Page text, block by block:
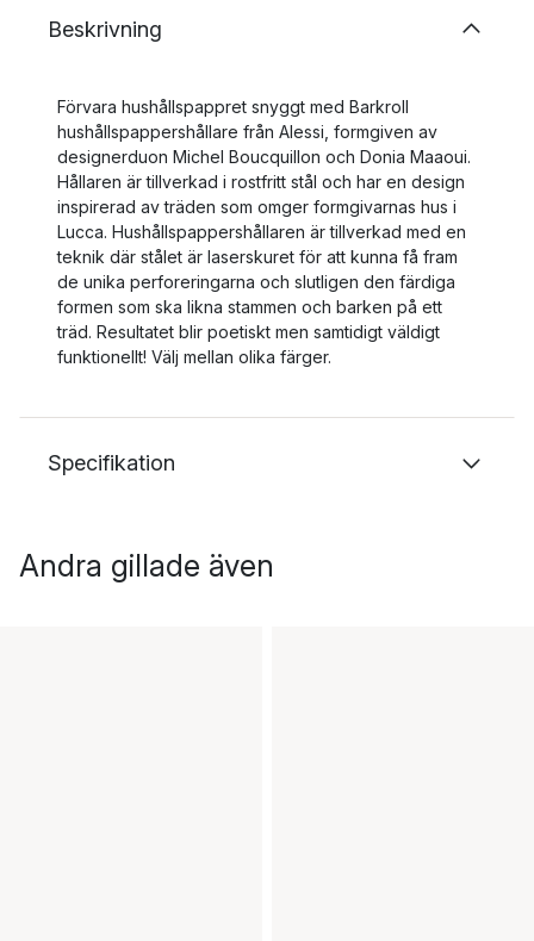
Beskrivning
Förvara hushållspappret snyggt med Barkroll
hushållspappershållare från Alessi, formgiven av
designerduon Michel Boucquillon och Donia Maaoui.
Hållaren är tillverkad i rostfritt stål och har en design
inspirerad av träden som omger formgivarnas hus i
Lucca. Hushållspappershållaren är tillverkad med en
teknik där stålet är laserskuret för att kunna få fram
de unika perforeringarna och slutligen den färdiga
formen som ska likna stammen och barken på ett
träd. Resultatet blir poetiskt men samtidigt väldigt
funktionellt! Välj mellan olika färger.
Specifikation
Andra gillade även